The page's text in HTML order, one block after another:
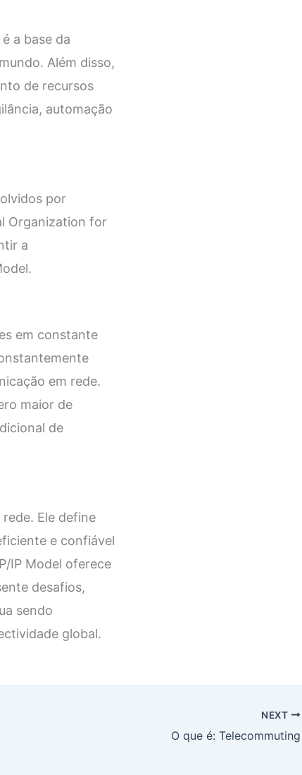
a base da
Além disso,
de recursos
automação
por
Organization for
a
em constante
em rede.
maior de
de
Ele define
e confiável
IP Model oferece
desafios,
sendo
global.
NEXT
O que é: Telecommuting